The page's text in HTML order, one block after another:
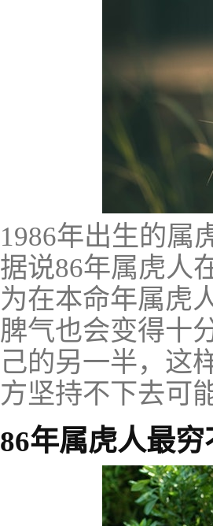
1986年出生的属
据说86年属虎人
为在本命年属虎
脾气也会变得十
己的另一半，这
方坚持不下去可
86年属虎人最穷